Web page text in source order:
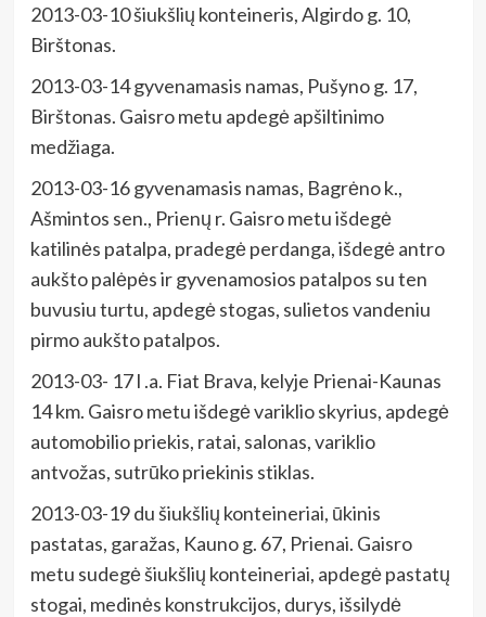
2013-03-10 šiukšlių konteineris, Algirdo g. 10,
Birštonas.
2013-03-14 gyvenamasis namas, Pušyno g. 17,
Birštonas. Gaisro metu apdegė apšiltinimo
medžiaga.
2013-03-16 gyvenamasis namas, Bagrėno k.,
Ašmintos sen., Prienų r. Gaisro metu išdegė
katilinės patalpa, pradegė perdanga, išdegė antro
aukšto palėpės ir gyvenamosios patalpos su ten
buvusiu turtu, apdegė stogas, sulietos vandeniu
pirmo aukšto patalpos.
2013-03- 17 l .a. Fiat Brava, kelyje Prienai-Kaunas
14 km. Gaisro metu išdegė variklio skyrius, apdegė
automobilio priekis, ratai, salonas, variklio
antvožas, sutrūko priekinis stiklas.
2013-03-19 du šiukšlių konteineriai, ūkinis
pastatas, garažas, Kauno g. 67, Prienai. Gaisro
metu sudegė šiukšlių konteineriai, apdegė pastatų
stogai, medinės konstrukcijos, durys, išsilydė